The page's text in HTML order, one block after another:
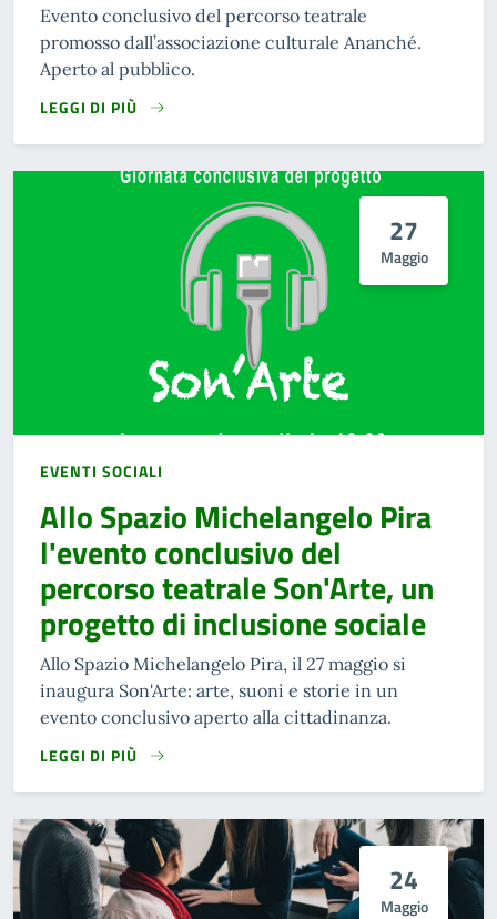
Evento conclusivo del percorso teatrale
promosso dall’associazione culturale Ananché.
Aperto al pubblico.
LEGGI DI PIÙ
27
Maggio
EVENTI SOCIALI
Allo Spazio Michelangelo Pira
l'evento conclusivo del
percorso teatrale Son'Arte, un
progetto di inclusione sociale
Allo Spazio Michelangelo Pira, il 27 maggio si
inaugura Son'Arte: arte, suoni e storie in un
evento conclusivo aperto alla cittadinanza.
LEGGI DI PIÙ
24
Maggio